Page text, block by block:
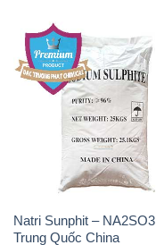
Natri Sunphit – NA2SO3
Trung Quốc China